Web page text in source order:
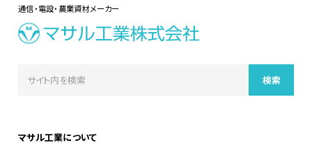
通信・電設・農業資材メーカー
マサル工業について